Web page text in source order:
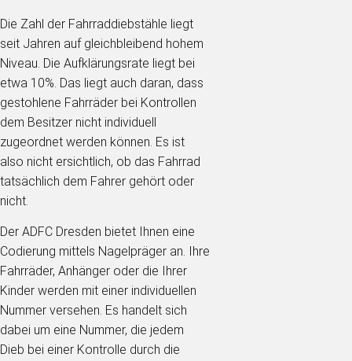
Die Zahl der Fahrraddiebstähle liegt
seit Jahren auf gleichbleibend hohem
Niveau. Die Aufklärungsrate liegt bei
etwa 10%. Das liegt auch daran, dass
gestohlene Fahrräder bei Kontrollen
dem Besitzer nicht individuell
zugeordnet werden können. Es ist
also nicht ersichtlich, ob das Fahrrad
tatsächlich dem Fahrer gehört oder
nicht.
Der ADFC Dresden bietet Ihnen eine
Codierung mittels Nagelpräger an. Ihre
Fahrräder, Anhänger oder die Ihrer
Kinder werden mit einer individuellen
Nummer versehen. Es handelt sich
dabei um eine Nummer, die jedem
Dieb bei einer Kontrolle durch die